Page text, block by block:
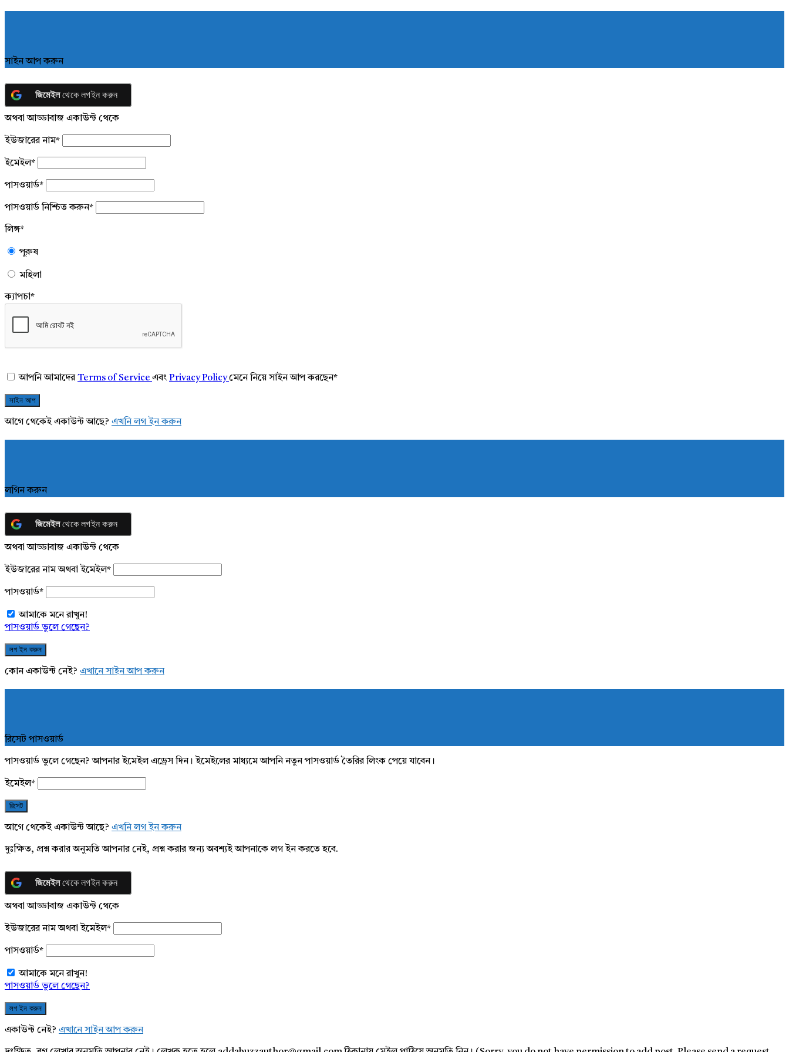
সাইন আপ করুন
জিমেইলথেকে লগইন করুন
অথবা আড্ডাবাজ একাউন্ট থেকে
ইউজারের নাম*
ইমেইল*
পাসওয়ার্ড*
পাসওয়ার্ড নিশ্চিত করুন*
লিঙ্গ*
পুরুষ
মহিলা
ক্যাপচা*
আপনি আমাদেরTerms of Service এবং Privacy Policyমেনে নিয়ে সাইন আপ করছেন*
আগে থেকেই একাউন্ট আছে? এখনি লগ ইন করুন
লগিন করুন
জিমেইলথেকে লগইন করুন
অথবা আড্ডাবাজ একাউন্ট থেকে
ইউজারের নাম অথবা ইমেইল*
পাসওয়ার্ড*
আমাকে মনে রাখুন!
পাসওয়ার্ড ভুলে গেছেন?
কোন একাউন্ট নেই? এখানে সাইন আপ করুন
রিসেট পাসওয়ার্ড
পাসওয়ার্ড ভুলে গেছেন? আপনার ইমেইল এড্রেস দিন। ইমেইলের মাধ্যমে আপনি নতুন পাসওয়ার্ড তৈরির লিংক পেয়ে যাবেন।
ইমেইল*
আগে থেকেই একাউন্ট আছে? এখনি লগ ইন করুন
দুঃক্ষিত, প্রশ্ন করার অনুমতি আপনার নেই, প্রশ্ন করার জন্য অবশ্যই আপনাকে লগ ইন করতে হবে.
জিমেইলথেকে লগইন করুন
অথবা আড্ডাবাজ একাউন্ট থেকে
ইউজারের নাম অথবা ইমেইল*
পাসওয়ার্ড*
আমাকে মনে রাখুন!
পাসওয়ার্ড ভুলে গেছেন?
একাউন্ট নেই? এখানে সাইন আপ করুন